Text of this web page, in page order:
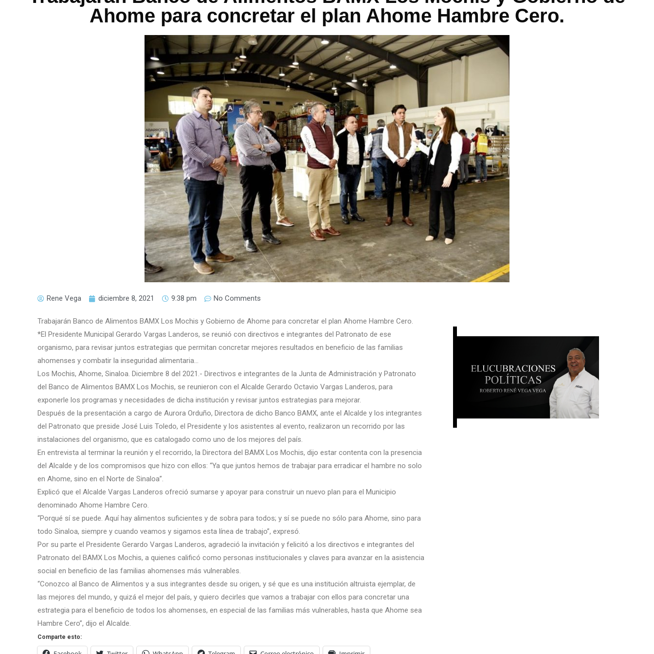
Ahome para concretar el plan Ahome Hambre Cero.
Rene Vega diciembre 8, 2021 9:38 pm No Comments
Trabajarán Banco de Alimentos BAMX Los Mochis y Gobierno de Ahome para concretar el plan Ahome Hambre Cero.
*El Presidente Municipal Gerardo Vargas Landeros, se reunió con directivos e integrantes del Patronato de ese
organismo, para revisar juntos estrategias que permitan concretar mejores resultados en beneficio de las familias
ahomenses y combatir la inseguridad alimentaria…
Los Mochis, Ahome, Sinaloa. Diciembre 8 del 2021.- Directivos e integrantes de la Junta de Administración y Patronato
del Banco de Alimentos BAMX Los Mochis, se reunieron con el Alcalde Gerardo Octavio Vargas Landeros, para
exponerle los programas y necesidades de dicha institución y revisar juntos estrategias para mejorar.
Después de la presentación a cargo de Aurora Orduño, Directora de dicho Banco BAMX, ante el Alcalde y los integrantes
del Patronato que preside José Luis Toledo, el Presidente y los asistentes al evento, realizaron un recorrido por las
instalaciones del organismo, que es catalogado como uno de los mejores del país.
En entrevista al terminar la reunión y el recorrido, la Directora del BAMX Los Mochis, dijo estar contenta con la presencia
del Alcalde y de los compromisos que hizo con ellos: “Ya que juntos hemos de trabajar para erradicar el hambre no solo
en Ahome, sino en el Norte de Sinaloa”.
Explicó que el Alcalde Vargas Landeros ofreció sumarse y apoyar para construir un nuevo plan para el Municipio
denominado Ahome Hambre Cero.
“Porqué sí se puede. Aquí hay alimentos suficientes y de sobra para todos; y sí se puede no sólo para Ahome, sino para
todo Sinaloa, siempre y cuando veamos y sigamos esta línea de trabajo”, expresó.
Por su parte el Presidente Gerardo Vargas Landeros, agradeció la invitación y felicitó a los directivos e integrantes del
Patronato del BAMX Los Mochis, a quienes calificó como personas institucionales y claves para avanzar en la asistencia
social en beneficio de las familias ahomenses más vulnerables.
“Conozco al Banco de Alimentos y a sus integrantes desde su origen, y sé que es una institución altruista ejemplar, de
las mejores del mundo, y quizá el mejor del país, y quiero decirles que vamos a trabajar con ellos para concretar una
estrategia para el beneficio de todos los ahomenses, en especial de las familias más vulnerables, hasta que Ahome sea
Hambre Cero”, dijo el Alcalde.
Comparte esto: